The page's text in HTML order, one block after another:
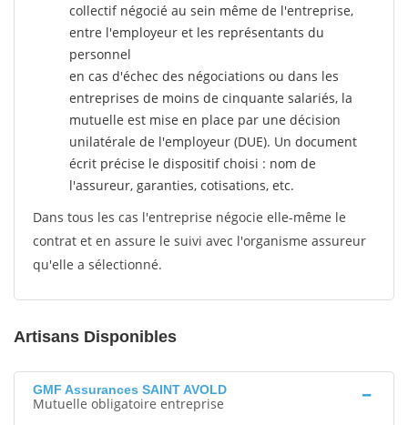
collectif négocié au sein même de l'entreprise,
entre l'employeur et les représentants du
personnel
en cas d'échec des négociations ou dans les
entreprises de moins de cinquante salariés, la
mutuelle est mise en place par une décision
unilatérale de l'employeur (DUE). Un document
écrit précise le dispositif choisi : nom de
l'assureur, garanties, cotisations, etc.
Dans tous les cas l'entreprise négocie elle-même le
contrat et en assure le suivi avec l'organisme assureur
qu'elle a sélectionné.
Artisans Disponibles
GMF Assurances SAINT AVOLD
Mutuelle obligatoire entreprise